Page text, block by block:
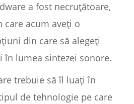
a fost necruțătoare,
care acum aveți o
din care să alegeți
în lumea sintezei sonore.
trebuie să îl luați în
de tehnologie pe care